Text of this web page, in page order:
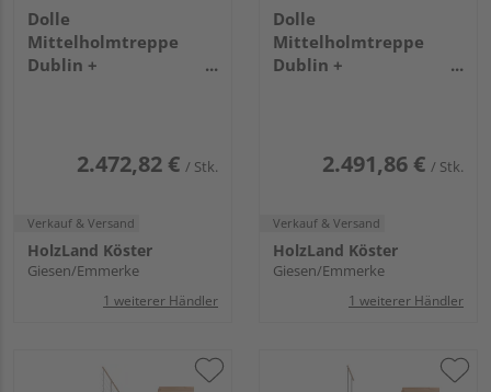
Dolle
Mittelholmtreppe
Dublin +
Metallkomp perlgrau
2.472,82 € / Stk.
Verkauf & Versand
HolzLand Köster
Giesen/Emmerke
1 weiterer Händler
Dolle
Mittelholmtreppe
Dublin +
Metallkomp perlgrau
2.491,86 € / Stk.
Verkauf & Versand
HolzLand Köster
Giesen/Emmerke
1 weiterer Händler